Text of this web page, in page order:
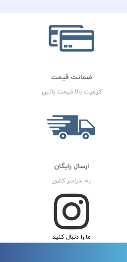
ضمانت قیمت
کیفیت بالا قیمت پائین
ارسال رایگان
به سراسر کشور
ما را دنبال کنید